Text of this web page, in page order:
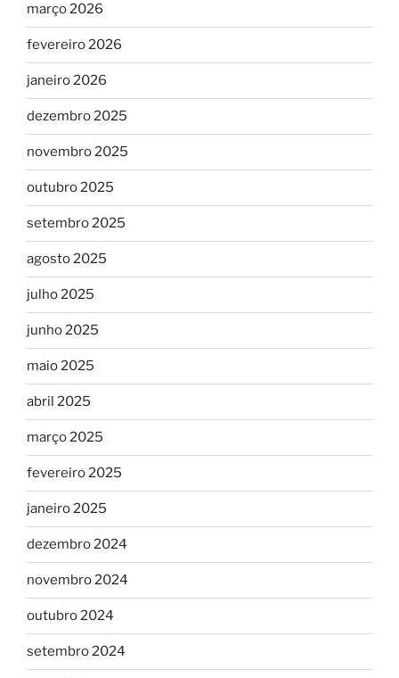
março 2026
fevereiro 2026
janeiro 2026
dezembro 2025
novembro 2025
outubro 2025
setembro 2025
agosto 2025
julho 2025
junho 2025
maio 2025
abril 2025
março 2025
fevereiro 2025
janeiro 2025
dezembro 2024
novembro 2024
outubro 2024
setembro 2024